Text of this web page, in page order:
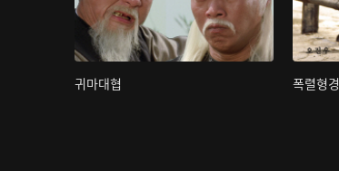
귀마대협 폭렬형경